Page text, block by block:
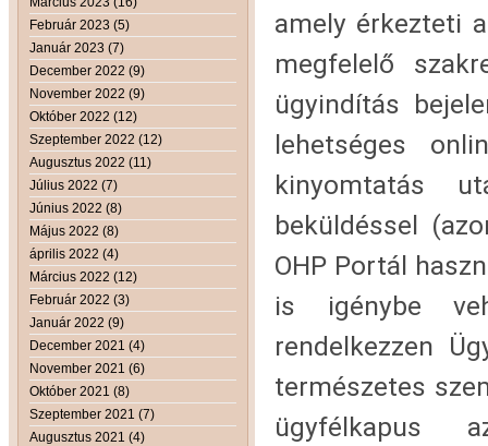
Február 2023 (5)
Január 2023 (7)
December 2022 (9)
November 2022 (9)
Október 2022 (12)
Szeptember 2022 (12)
Augusztus 2022 (11)
Július 2022 (7)
Június 2022 (8)
Május 2022 (8)
április 2022 (4)
Március 2022 (12)
Február 2022 (3)
Január 2022 (9)
December 2021 (4)
November 2021 (6)
Október 2021 (8)
Szeptember 2021 (7)
Augusztus 2021 (4)
amely érkezteti
megfelelő
ügyindítás
lehetséges
kinyomtatás
beküldéssel
OHP Portál
is igénybe
rendelkezzen
természetes
ügyfélkapus